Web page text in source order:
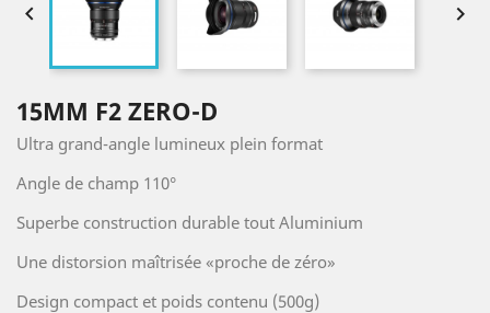
 
15MM F2 ZERO-D
Ultra grand-angle lumineux plein format
Angle de champ 110°
Superbe construction durable tout Aluminium
Une distorsion maîtrisée «proche de zéro»
Design compact et poids contenu (500g)